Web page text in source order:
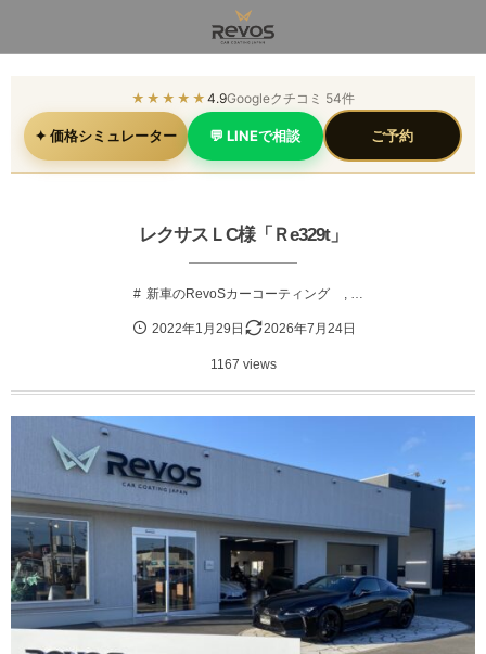
★★★★★ 4.9Googleクチコミ 54件
✦ 価格シミュレーター 💬 LINEで相談 ご予約
レクサスＬC様「Ｒe329t」
新車のRevoSカーコーティング
2022年1月29日 2026年7月24日
1167 views